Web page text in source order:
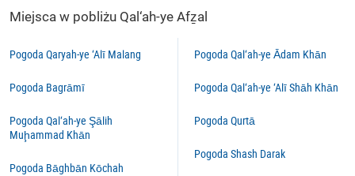
Miejsca w pobliżu Qal‘ah-ye Afẕal
Pogoda Qaryah-ye ‘Alī Malang
Pogoda Bagrāmī
Pogoda Qal‘ah-ye Şālih
Muḩammad Khān
Pogoda Bāghbān Kōchah
Pogoda Qal‘ah-ye Ādam Khān
Pogoda Qal‘ah-ye ‘Alī Shāh Khān
Pogoda Qurtā
Pogoda Shash Darak